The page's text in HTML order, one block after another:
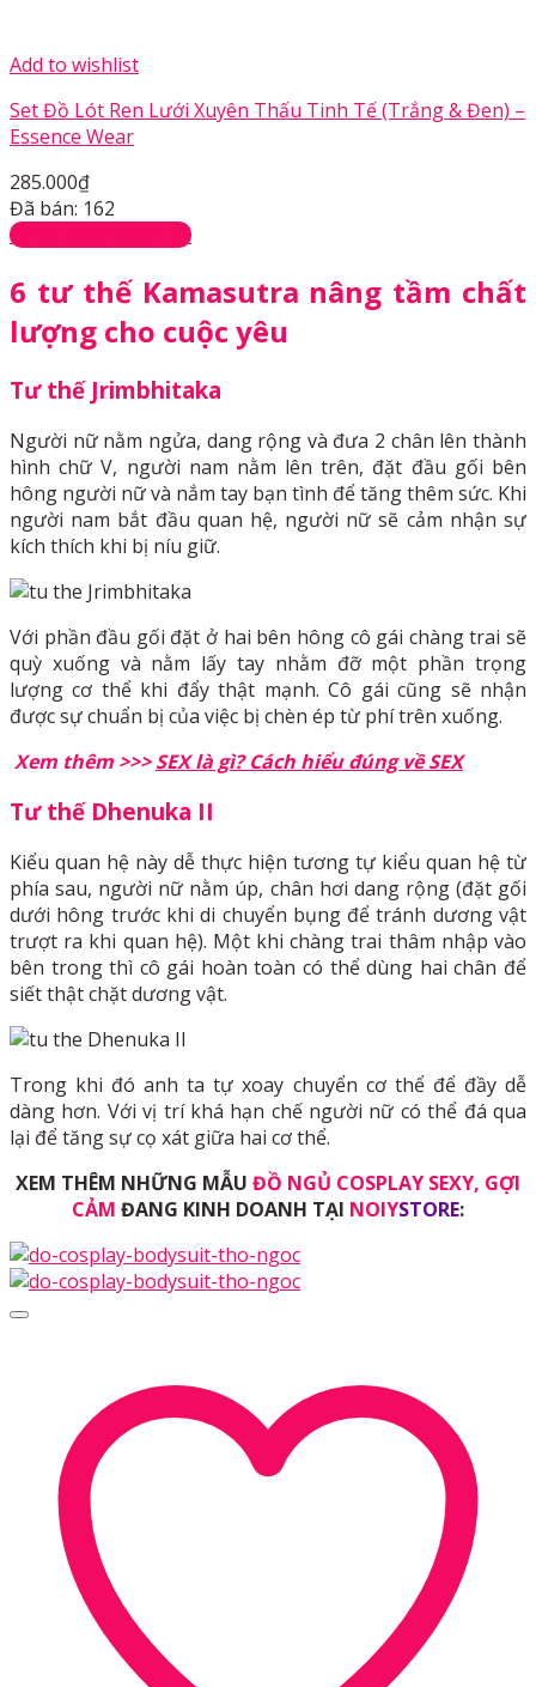
Add to wishlist
Set Đồ Lót Ren Lưới Xuyên Thấu Tinh Tế (Trắng & Đen) –
Essence Wear
285.000₫
Đã bán: 162
đồ lót sexy quyến rũ
6 tư thế Kamasutra nâng tầm chất
lượng cho cuộc yêu
Tư thế Jrimbhitaka
Người nữ nằm ngửa, dang rộng và đưa 2 chân lên thành
hình chữ V, người nam nằm lên trên, đặt đầu gối bên
hông người nữ và nắm tay bạn tình để tăng thêm sức. Khi
người nam bắt đầu quan hệ, người nữ sẽ cảm nhận sự
kích thích khi bị níu giữ.
Với phần đầu gối đặt ở hai bên hông cô gái chàng trai sẽ
quỳ xuống và nằm lấy tay nhằm đỡ một phần trọng
lượng cơ thể khi đẩy thật mạnh. Cô gái cũng sẽ nhận
được sự chuẩn bị của việc bị chèn ép từ phí trên xuống.
Xem thêm >>>SEX là gì? Cách hiểu đúng về SEX
Tư thế Dhenuka II
Kiểu quan hệ này dễ thực hiện tương tự kiểu quan hệ từ
phía sau, người nữ nằm úp, chân hơi dang rộng (đặt gối
dưới hông trước khi di chuyển bụng để tránh dương vật
trượt ra khi quan hệ). Một khi chàng trai thâm nhập vào
bên trong thì cô gái hoàn toàn có thể dùng hai chân để
siết thật chặt dương vật.
Trong khi đó anh ta tự xoay chuyển cơ thể để đầy dễ
dàng hơn. Với vị trí khá hạn chế người nữ có thể đá qua
lại để tăng sự cọ xát giữa hai cơ thể.
XEM THÊM NHỮNG MẪU ĐỒ NGỦ COSPLAY SEXY, GỢI
CẢM ĐANG KINH DOANH TẠI NOIYSTORE: